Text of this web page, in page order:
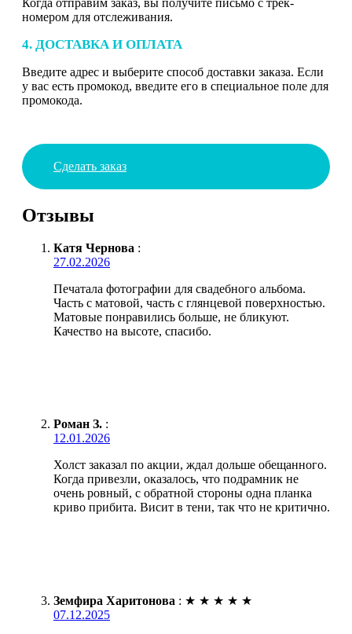
номером для отслеживания.
4. ДОСТАВКА И ОПЛАТА
Введите адрес и выберите способ доставки заказа. Если
у вас есть промокод, введите его в специальное поле для
промокода.
Сделать заказ
Отзывы
Катя Чернова :
27.02.2026
Печатала фотографии для свадебного альбома.
Часть с матовой, часть с глянцевой поверхностью.
Матовые понравились больше, не бликуют.
Качество на высоте, спасибо.
Роман З. :
12.01.2026
Холст заказал по акции, ждал дольше обещанного.
Когда привезли, оказалось, что подрамник не
очень ровный, с обратной стороны одна планка
криво прибита. Висит в тени, так что не критично.
Земфира Харитонова : ★ ★ ★ ★ ★
07.12.2025